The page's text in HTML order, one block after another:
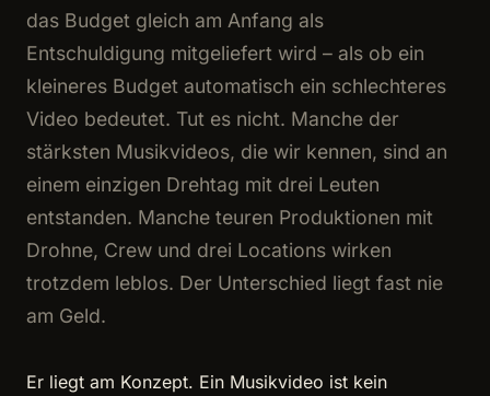
das Budget gleich am Anfang als
Entschuldigung mitgeliefert wird – als ob ein
kleineres Budget automatisch ein schlechteres
Video bedeutet. Tut es nicht. Manche der
stärksten Musikvideos, die wir kennen, sind an
einem einzigen Drehtag mit drei Leuten
entstanden. Manche teuren Produktionen mit
Drohne, Crew und drei Locations wirken
trotzdem leblos. Der Unterschied liegt fast nie
am Geld.
Er liegt am Konzept. Ein Musikvideo ist kein